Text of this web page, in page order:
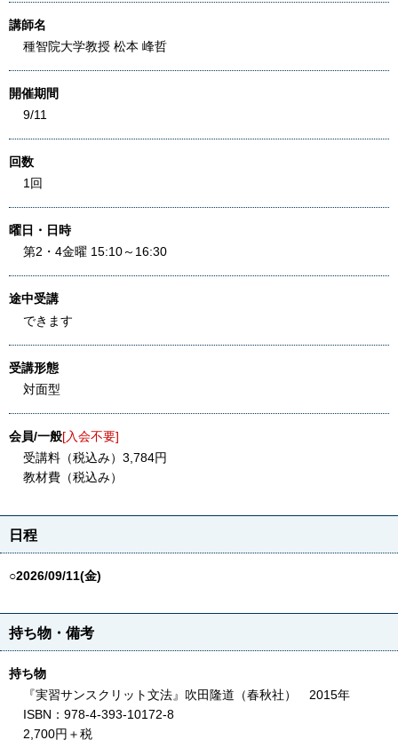
講師名
種智院大学教授 松本 峰哲
開催期間
9/11
回数
1回
曜日・日時
第2・4金曜 15:10～16:30
途中受講
できます
受講形態
対面型
会員/一般[入会不要]
受講料（税込み）3,784円
教材費（税込み）
日程
○2026/09/11(金)
持ち物・備考
持ち物
『実習サンスクリット文法』吹田隆道（春秋社） 2015年
ISBN：978-4-393-10172-8
2,700円＋税